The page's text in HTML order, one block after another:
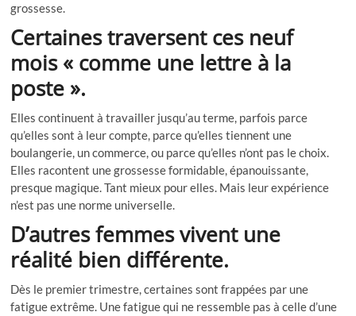
grossesse.
Certaines traversent ces neuf
mois « comme une lettre à la
poste ».
Elles continuent à travailler jusqu’au terme, parfois parce
qu’elles sont à leur compte, parce qu’elles tiennent une
boulangerie, un commerce, ou parce qu’elles n’ont pas le choix.
Elles racontent une grossesse formidable, épanouissante,
presque magique. Tant mieux pour elles. Mais leur expérience
n’est pas une norme universelle.
D’autres femmes vivent une
réalité bien différente.
Dès le premier trimestre, certaines sont frappées par une
fatigue extrême. Une fatigue qui ne ressemble pas à celle d’une